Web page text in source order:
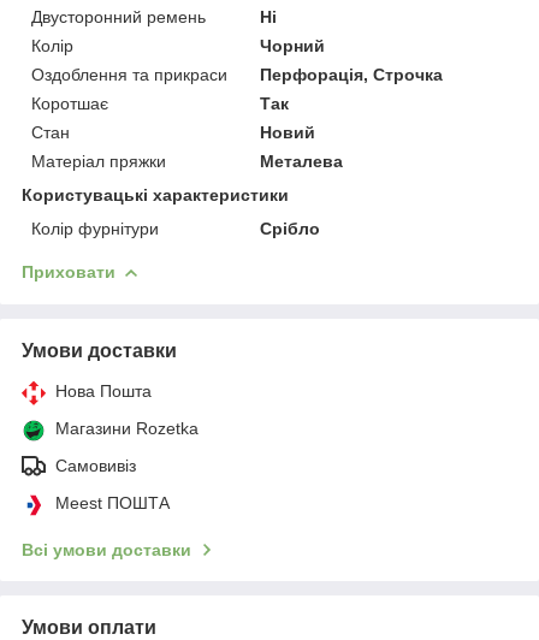
Двусторонний ремень
Ні
Колір
Чорний
Оздоблення та прикраси
Перфорація, Строчка
Коротшає
Так
Стан
Новий
Матеріал пряжки
Металева
Користувацькі характеристики
Колір фурнітури
Срібло
Приховати
Умови доставки
Нова Пошта
Магазини Rozetka
Самовивіз
Meest ПОШТА
Всі умови доставки
Умови оплати